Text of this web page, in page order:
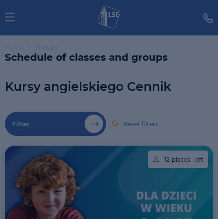
Schedule of classes and groups
Kursy angielskiego Cennik
Filter Reset filters
12 places left